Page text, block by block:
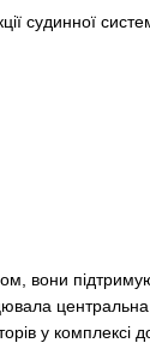
судинної
вони
у